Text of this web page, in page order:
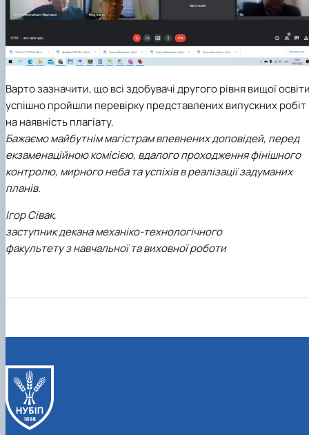
Варто зазначити, що всі здобувачі другого рівня вищої
успішно пройшли перевірку представлених випускних робіт
на наявність плагіату.
Бажаємо майбутнім магістрам впевнених доповідей, перед
екзаменаційною комісією, вдалого проходження фінішного
контролю, мирного неба та успіхів в реалізації задуманих
планів.
Ігор Сівак,
заступник декана механіко-технологічного
факультету з навчальної та виховної роботи